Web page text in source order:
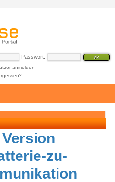
Passwort:
anmelden
Version
zu-